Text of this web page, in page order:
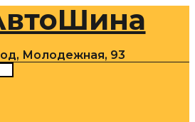
Молодежная, 93